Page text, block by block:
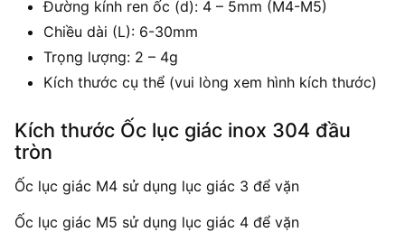
Đường kính ren ốc (d): 4 – 5mm (M4-M5)
Chiều dài (L): 6-30mm
Trọng lượng: 2 – 4g
Kích thước cụ thể (vui lòng xem hình kích thước)
Kích thước Ốc lục giác inox 304 đầu
tròn
Ốc lục giác M4 sử dụng lục giác 3 để vặn
Ốc lục giác M5 sử dụng lục giác 4 để vặn